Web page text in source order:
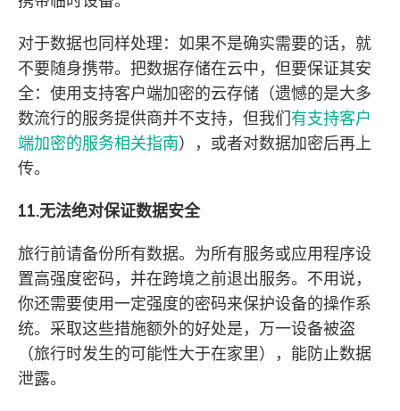
对于数据也同样处理：如果不是确实需要的话，就
不要随身携带。把数据存储在云中，但要保证其安
全：使用支持客户端加密的云存储（遗憾的是大多
数流行的服务提供商并不支持，但我们有支持客户
端加密的服务相关指南），或者对数据加密后再上
传。
11.无法绝对保证数据安全
旅行前请备份所有数据。为所有服务或应用程序设
置高强度密码，并在跨境之前退出服务。不用说，
你还需要使用一定强度的密码来保护设备的操作系
统。采取这些措施额外的好处是，万一设备被盗
（旅行时发生的可能性大于在家里），能防止数据
泄露。